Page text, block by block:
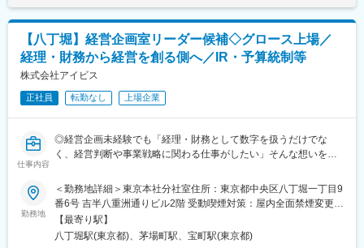
事業に関わることで、財務・経理・税務領域における幅広い経験
を積むことができます。
また定期的にご本人のキャリアパスを見据えたジョブローテーシ
ョン（アカウンティング領域内）を実施しており中長期的には国
内外グループ会社のCFOなど、多様なキャリア形成が可能です。
フラットな組織文化のもとキャリア採用者も多く活躍していま
す。
変更の範囲：会社の定める業務
既存の経理業務の運用のみならず、PJ推進や業務改善など多方面
でご活躍をいただける方をお待ちしております。
◆具体的業務
・年次決算対応（決算説明等）
・開示書類の作成（決算公告、英文財務諸表等）
・監査法人との監査対応
・税効果会計、税務調査対応
・業務改善・効率化、基幹会計システムの更改対応
6名で構成されています。（50代1名、40代2名、30代2名、20代1
名）
◆ポジション魅力
までも目安の金額であり、選考を通じて上下する可能性がありま
す。月給(月額)は固定手当を含めた表記です。
【八丁堀】経営企画室リーダー候補◇グロース上場／
経理・財務から経営を創る側へ／IR・予算統制等
株式会社アイビス
正社員 転勤なし 上場企業
仕事内容
◎経営企画未経験でも「経理・財務として数字を扱うだけでな
く、経営判断や事業戦略に関わる仕事がしたい」そんな想いをお
◎経営を創る仕事／成長戦略の中核を担う重要なポジション
◎会社と共に成長していきたい方大歓迎
■ 募集背景：
株式会社アイビスは、5億ダウンロードを超えるモバイルアプリ
勤務地
＜勤務地詳細＞東京本社分社室住所：東京都中央区八丁堀一丁目9
番6号 吉半八重洲通りビル2階 受動喫煙対策：屋内全面禁煙変更の
範囲：会社の定める事業所
【最寄り駅】
八丁堀駅(東京都)、茅場町駅、宝町駅(東京都)